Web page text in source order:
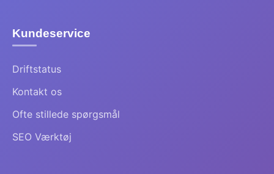
Kundeservice
Driftstatus
Kontakt os
Ofte stillede spørgsmål
SEO Værktøj